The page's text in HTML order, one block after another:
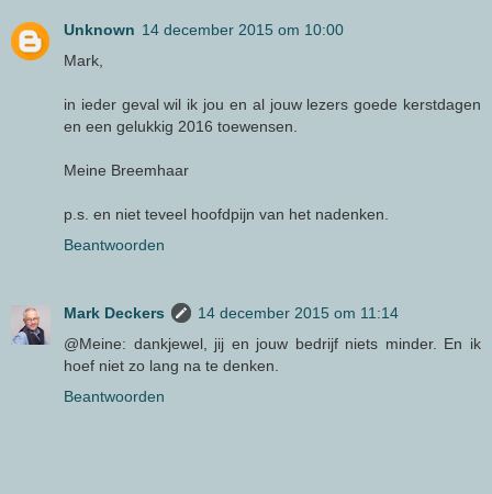
Unknown 14 december 2015 om 10:00
Mark,
in ieder geval wil ik jou en al jouw lezers goede kerstdagen
en een gelukkig 2016 toewensen.
Meine Breemhaar
p.s. en niet teveel hoofdpijn van het nadenken.
Beantwoorden
Mark Deckers
14 december 2015 om 11:14
@Meine: dankjewel, jij en jouw bedrijf niets minder. En ik
hoef niet zo lang na te denken.
Beantwoorden